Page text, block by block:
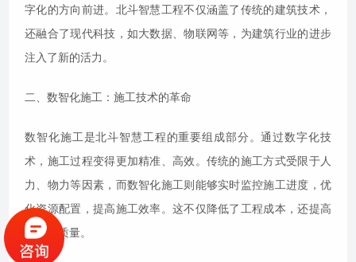
字化的方向前进。北斗智慧工程不仅涵盖了传统的建筑技术，
还融合了现代科技，如大数据、物联网等，为建筑行业的进步
注入了新的活力。
二、数智化施工：施工技术的革命
数智化施工是北斗智慧工程的重要组成部分。通过数字化技
术，施工过程变得更加精准、高效。传统的施工方式受限于人
力、物力等因素，而数智化施工则能够实时监控施工进度，优
化资源配置，提高施工效率。这不仅降低了工程成本，还提高
了工程质量。